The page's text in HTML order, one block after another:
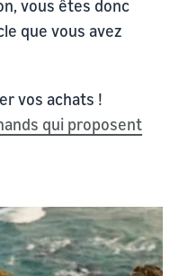
vous êtes donc
que vous avez
vos achats !
qui proposent